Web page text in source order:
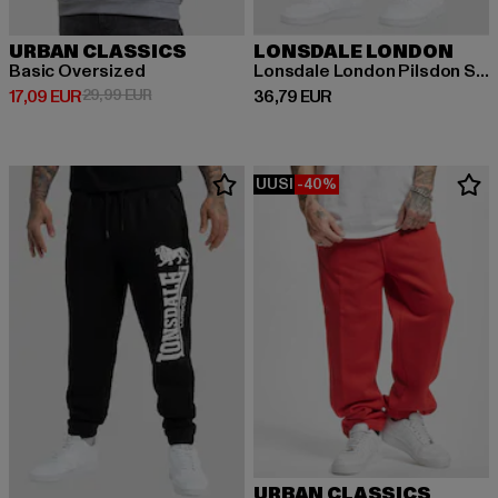
URBAN CLASSICS
Basic Oversized
17,09 EUR
Ajankohtainen hinta: 17,09 EUR
29,99 EURKampanjahinta: 29,99 EUR
LONSDALE LONDON
Lonsdale London Pilsdon Sweat Pant
36,79 EUR
Ajankohtainen hinta: 36,79 EUR
UUSI -40%